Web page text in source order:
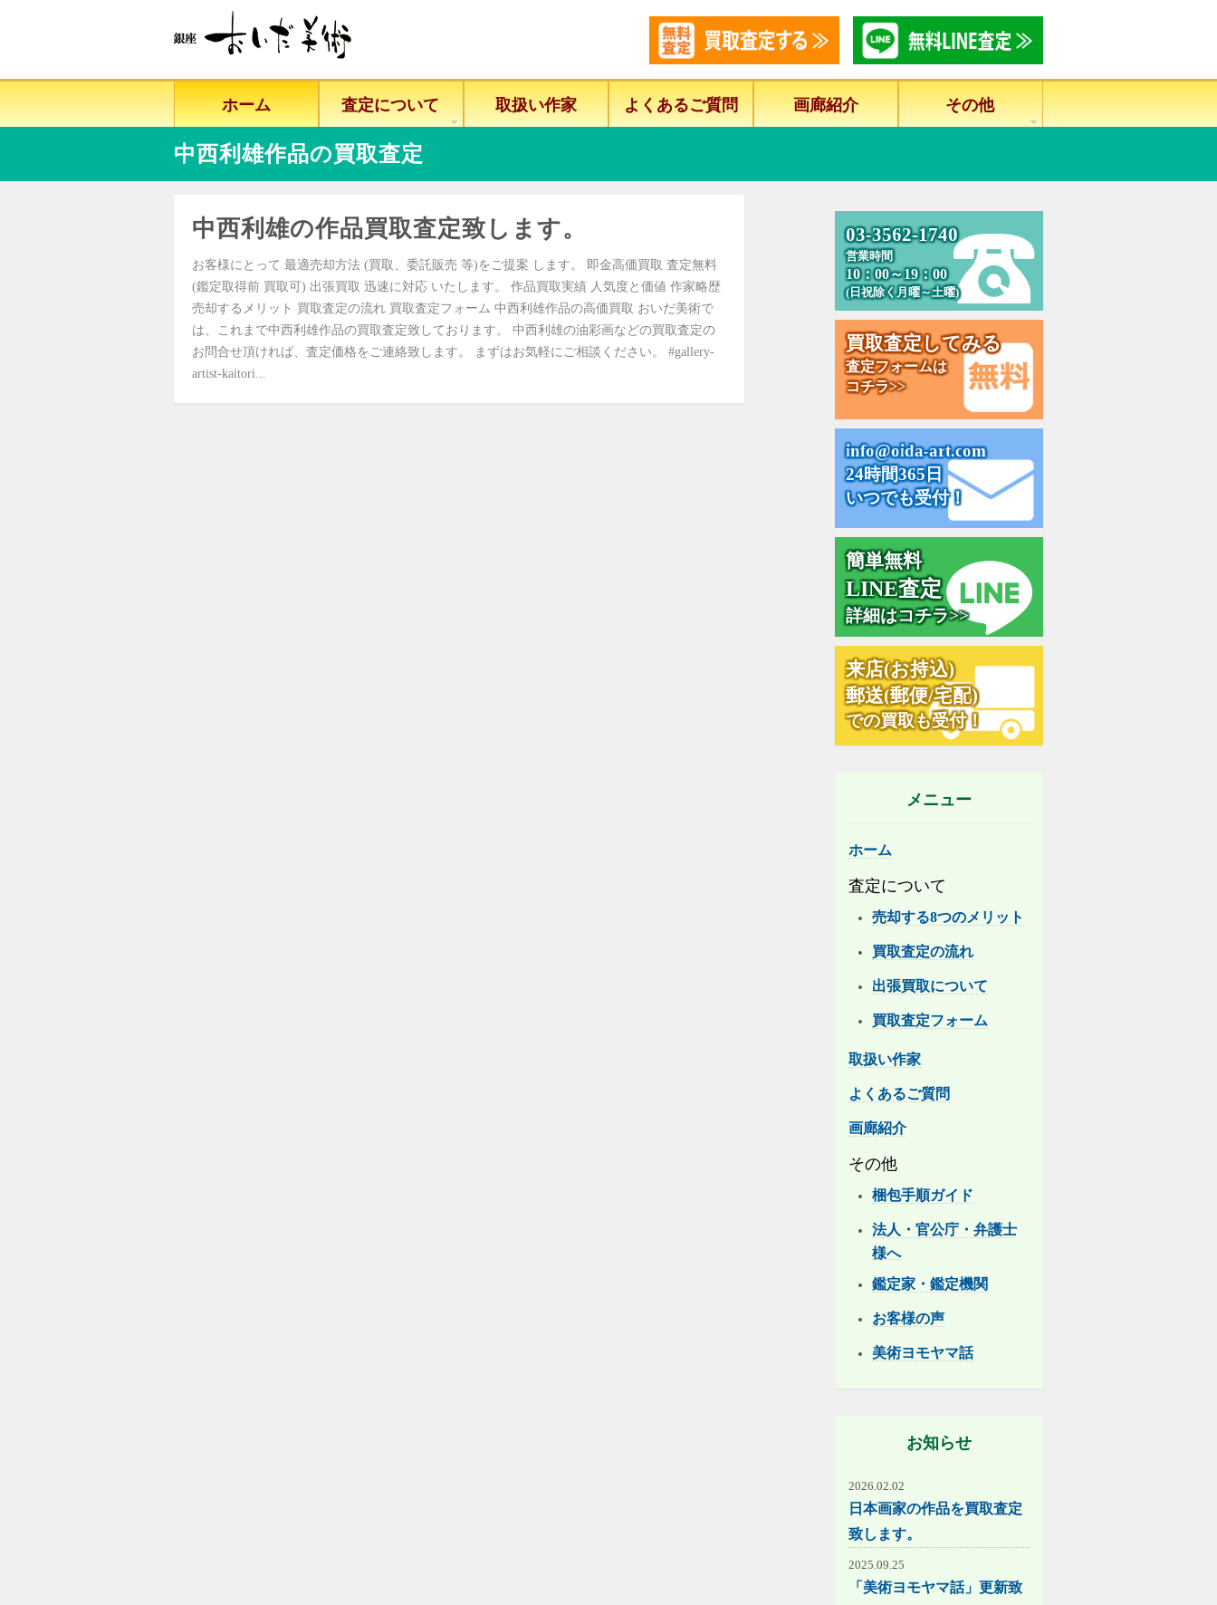
ホーム 査定について 取扱い作家 よくあるご質問 画廊紹介 その他
中西利雄作品の買取査定
中西利雄の作品買取査定致します。
お客様にとって 最適売却方法 (買取、委託販売 等)をご提案 します。 即金高価買取 査定無料
(鑑定取得前 買取可) 出張買取 迅速に対応 いたします。 作品買取実績 人気度と価値 作家略歴
売却するメリット 買取査定の流れ 買取査定フォーム 中西利雄作品の高価買取 おいだ美術で
は、これまで中西利雄作品の買取査定致しております。 中西利雄の油彩画などの買取査定の
お問合せ頂ければ、査定価格をご連絡致します。 まずはお気軽にご相談ください。 #gallery-
artist-kaitori...
03-3562-1740
営業時間
10：00～19：00
(日祝除く月曜～土曜)
買取査定してみる
査定フォームは
コチラ>>
info@oida-art.com
24時間365日
いつでも受付！
簡単無料
LINE査定
詳細はコチラ>>
来店(お持込)
郵送(郵便/宅配)
での買取も受付！
メニュー
ホーム
査定について
売却する8つのメリット
買取査定の流れ
出張買取について
買取査定フォーム
取扱い作家
よくあるご質問
画廊紹介
その他
梱包手順ガイド
法人・官公庁・弁護士
様へ
鑑定家・鑑定機関
お客様の声
美術ヨモヤマ話
お知らせ
2026.02.02
日本画家の作品を買取査定
致します。
2025.09.25
「美術ヨモヤマ話」更新致